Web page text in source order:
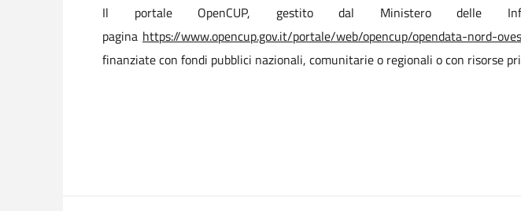
Il portale OpenCUP, gestito dal Ministero delle
pagina https://www.opencup.gov.it/portale/web/opencup/opendata-nord-
finanziate con fondi pubblici nazionali, comunitarie o regionali o con risorse